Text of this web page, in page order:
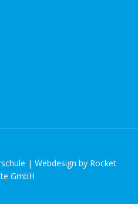
| Webdesign by Rocket
GmbH